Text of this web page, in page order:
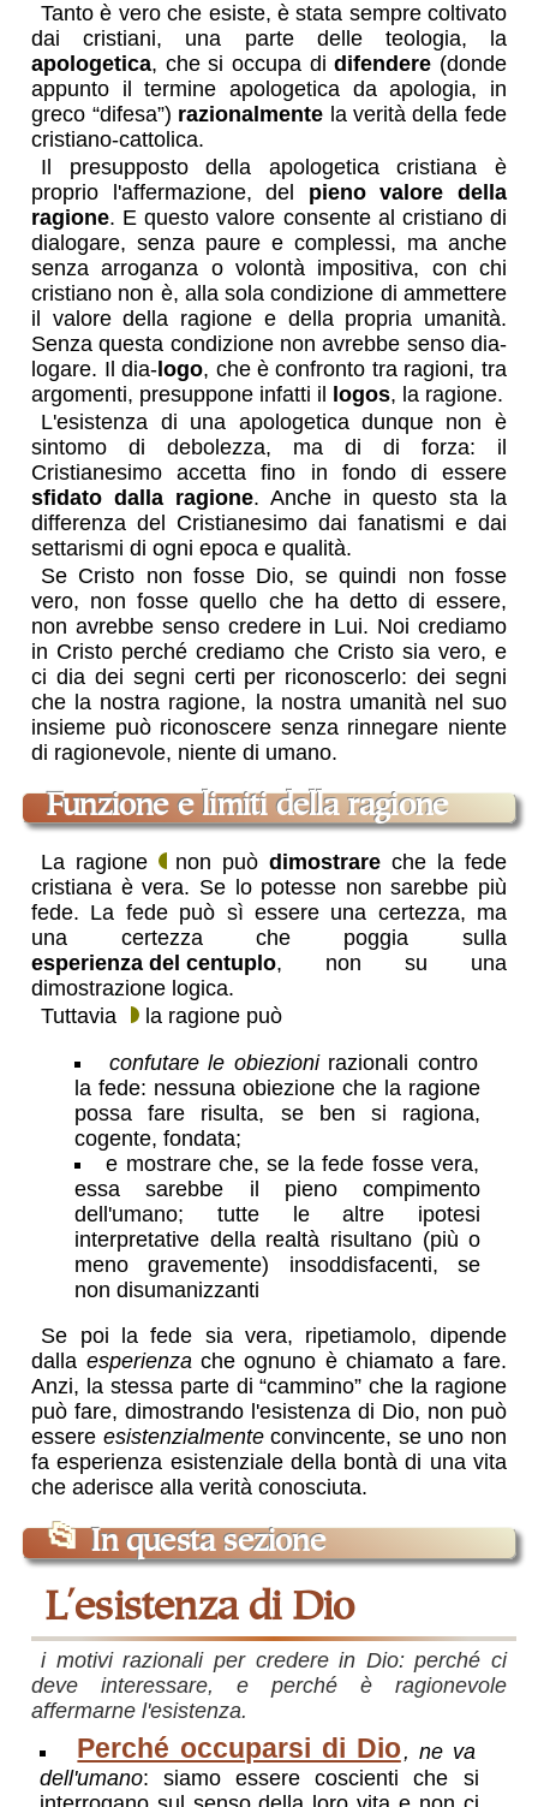
Tanto è vero che esiste, è stata sempre coltivato
dai cristiani, una parte delle teologia, la
apologetica, che si occupa didifendere (donde
appunto il termine apologetica da apologia, in
greco “difesa”) razionalmente la verità della fede
cristiano-cattolica.
Il presupposto della apologetica cristiana è
proprio l'affermazione, del pieno valore della
ragione. E questo valore consente al cristiano di
dialogare, senza paure e complessi, ma anche
senza arroganza o volontà impositiva, con chi
cristiano non è, alla sola condizione di ammettere
il valore della ragione e della propria umanità.
Senza questa condizione non avrebbe senso dia-
logare. Il dia- logo, che è confronto tra ragioni, tra
argomenti, presuppone infatti il
logos, la ragione.
L'esistenza di una apologetica dunque non è
sintomo di debolezza, ma di di forza: il
Cristianesimo accetta fino in fondo di essere
sfidato dalla ragione. Anche in questo sta la
differenza del Cristianesimo dai fanatismi e dai
settarismi di ogni epoca e qualità.
Se Cristo non fosse Dio, se quindi non fosse
vero, non fosse quello che ha detto di essere,
non avrebbe senso credere in Lui. Noi crediamo
in Cristo perché crediamo che Cristo sia vero, e
ci dia dei segni certi per riconoscerlo: dei segni
che la nostra ragione, la nostra umanità nel suo
insieme può riconoscere senza rinnegare niente
di ragionevole, niente di umano.
funzione e limiti della ragione
La ragione non puòdimostrare che la fede
cristiana è vera. Se lo potesse non sarebbe più
fede. La fede può sì essere una certezza, ma
una certezza che poggia sulla
esperienza del centuplo, non su una
dimostrazione logica.
Tuttavia
la ragione può
confutare le obiezionirazionali contro
la fede: nessuna obiezione che la ragione
possa fare risulta, se ben si ragiona,
cogente, fondata;
e mostrare che, se la fede fosse vera,
essa sarebbe il pieno compimento
dell'umano; tutte le altre ipotesi
interpretative della realtà risultano (più o
meno gravemente) insoddisfacenti, se
non disumanizzanti
Se poi la fede sia vera, ripetiamolo, dipende
dalla esperienzache ognuno è chiamato a fare.
Anzi, la stessa parte di “cammino” che la ragione
può fare, dimostrando l'esistenza di Dio, non può
essere esistenzialmenteconvincente, se uno non
fa esperienza esistenziale della bontà di una vita
che aderisce alla verità conosciuta.
📂 In questa sezione
L'esistenza di Dio
i motivi razionali per credere in Dio: perché ci
deve interessare, e perché è ragionevole
affermarne l'esistenza.
Perché occuparsi di Dio, ne va
dell'umano: siamo essere coscienti che si